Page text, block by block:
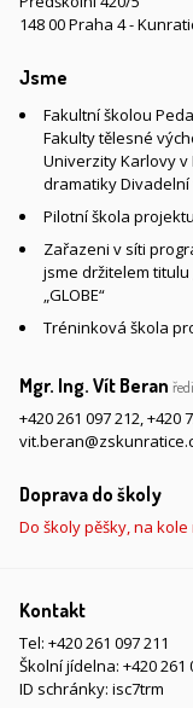
148 00 Praha 4 -
Jsme
Fakultní školou
Fakulty tělesné
Univerzity Karlovy
dramatiky Divadelní
Pilotní škola
Zařazeni v síti
jsme držitelem titulu
„GLOBE“
Tréninková škola
Mgr. Ing. Vít Beran
+420 261 097 212,+420
Doprava do školy
Do školy pěšky, na
Kontakt
Tel: +420 261 097 211
Školní jídelna: +420 261
ID schránky: isc7trm